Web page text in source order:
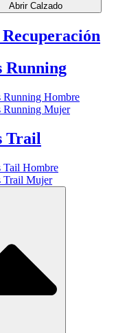
Abrir Calzado
Running
Running Hombre
Running Mujer
Trail
Tail Hombre
Trail Mujer